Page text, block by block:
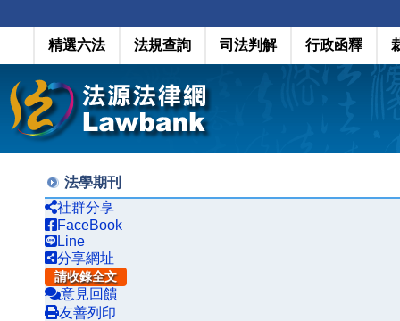
精選六法 法規查詢 司法判解 行政函釋
法學期刊
社群分享
FaceBook
Line
分享網址
請收錄全文
意見回饋
友善列印